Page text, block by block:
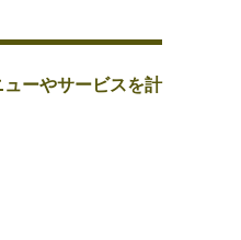
ーやサービスを計